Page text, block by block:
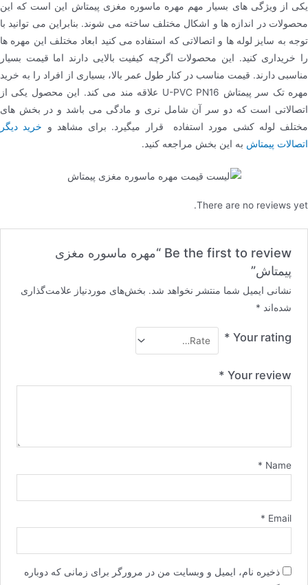
یکی از ویژگی های بسیار مهم مهره ماسوره مغزی پیمتاش این است که این
محصولات در اندازه ها و اشکال مختلف ساخته می شوند. بنابراین می توانید با
توجه به سایز لوله ها و اتصالاتی که استفاده می کنید ابعاد مختلف این مهره ها
را خریداری کنید. این محصولات اگرچه کیفیت بالایی دارند اما قیمت بسیار
مناسبی دارند. قیمت مناسب در کنار طول عمر بالا، بسیاری از افراد را به خرید
مهره تک سر پیمتاش U-PVC PN16 علاقه مند می کند. این محصول یکی از
اتصالاتی است که دو سر آن شامل نری و مادگی می باشد و در بخش های
مختلف لوله کشی مورد استفاده قرار میگیرد. برای مشاهد و خرید دیگر
اتصالات پیمتاش به این بخش مراجعه کنید.
There are no reviews yet.
Be the first to review “مهره ماسوره مغزی
پیمتاش”
نشانی ایمیل شما منتشر نخواهد شد. بخش‌های موردنیاز علامت‌گذاری
شده‌اند *
Your rating
*
Your review
*
Name
*
Email
*
ذخیره نام، ایمیل و وبسایت من در مرورگر برای زمانی که دوباره